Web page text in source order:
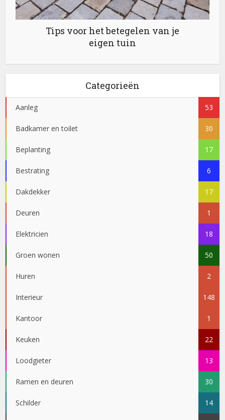
Tips voor het betegelen van je
eigen tuin
Categorieën
Aanleg 53
Badkamer en toilet 30
Beplanting 17
Bestrating 6
Dakdekker 17
Deuren 1
Elektricien 18
Groen wonen 50
Huren 2
Interieur 148
Kantoor 1
Keuken 22
Loodgieter 13
Ramen en deuren 30
Schilder 14